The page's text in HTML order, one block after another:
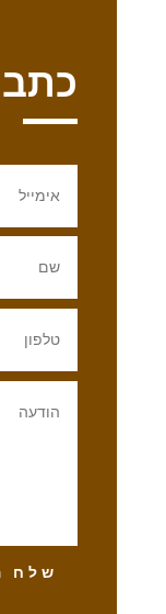
שלח